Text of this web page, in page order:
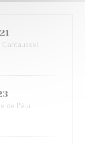
Cantaussel
de l'élu